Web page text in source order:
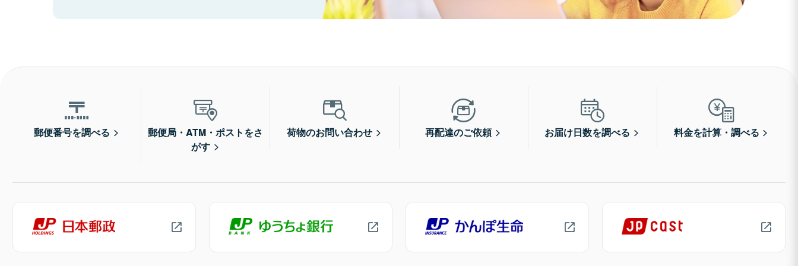
郵便番号を調べる
郵便局・ATM・ポストをさ
がす
荷物のお問い合わせ 再配達のご依頼 お届け日数を調べる 料金を計算・調べる